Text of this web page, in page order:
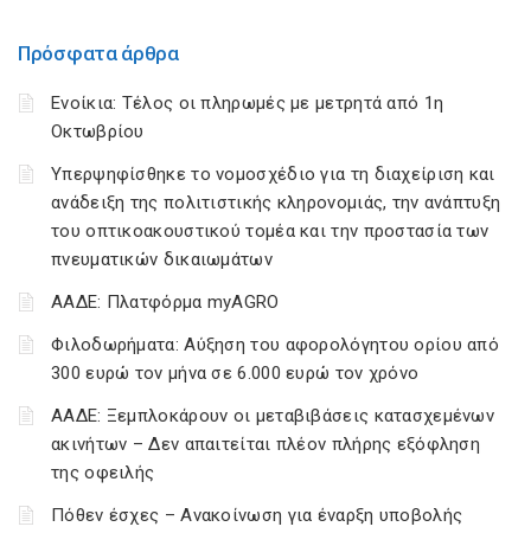
Πρόσφατα άρθρα
Ενοίκια: Τέλος οι πληρωμές με μετρητά από 1η
Οκτωβρίου
Υπερψηφίσθηκε το νομοσχέδιο για τη διαχείριση και
ανάδειξη της πολιτιστικής κληρονομιάς, την ανάπτυξη
του οπτικοακουστικού τομέα και την προστασία των
πνευματικών δικαιωμάτων
ΑΑΔΕ: Πλατφόρμα myAGRO
Φιλοδωρήματα: Αύξηση του αφορολόγητου ορίου από
300 ευρώ τον μήνα σε 6.000 ευρώ τον χρόνο
ΑΑΔΕ: Ξεμπλοκάρουν οι μεταβιβάσεις κατασχεμένων
ακινήτων – Δεν απαιτείται πλέον πλήρης εξόφληση
της οφειλής
Πόθεν έσχες – Ανακοίνωση για έναρξη υποβολής